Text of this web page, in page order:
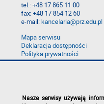
tel.: +48 17 865 11 00
fax: +48 17 854 12 60
e-mail:kancelaria@prz.edu.pl
Mapa serwisu
Deklaracja dostępności
Polityka prywatności
Zgłoś błąd na stronie
Nasze serwisy używają